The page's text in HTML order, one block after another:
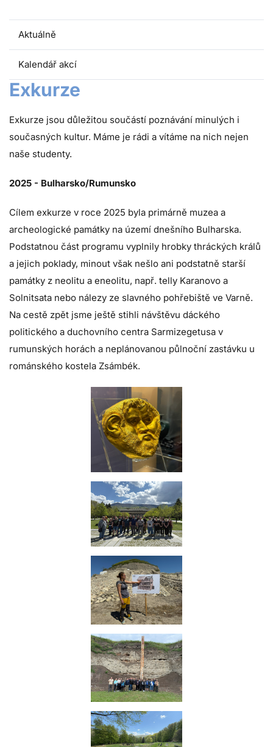
Aktuálně
Kalendář akcí
Exkurze
Exkurze jsou důležitou součástí poznávání minulých i
současných kultur. Máme je rádi a vítáme na nich nejen
naše studenty.
2025 - Bulharsko/Rumunsko
Cílem exkurze v roce 2025 byla primárně muzea a
archeologické památky na území dnešního Bulharska.
Podstatnou část programu vyplnily hrobky thráckých králů
a jejich poklady, minout však nešlo ani podstatně starší
památky z neolitu a eneolitu, např. telly Karanovo a
Solnitsata nebo nálezy ze slavného pohřebiště ve Varně.
Na cestě zpět jsme ještě stihli návštěvu dáckého
politického a duchovního centra Sarmizegetusa v
rumunských horách a neplánovanou půlnoční zastávku u
románského kostela Zsámbék.